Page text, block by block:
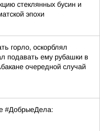
стеклянных бусин и
эпохи
горло, оскорблял
подавать ему рубашки в
очередной случай
#ДобрыеДела: